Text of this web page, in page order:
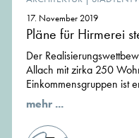
17. November 2019
Pläne für Hirmerei
Der
Allach mit zirka 250
Einkommensgruppen ist
mehr ...